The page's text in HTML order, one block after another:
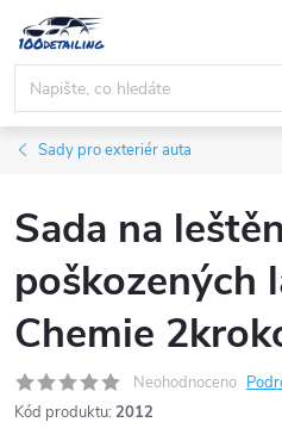
obsah
Sady pro exteriér auta
Sada na
poškozených
Chemie
Neohodnoceno
Kód produktu: 2012